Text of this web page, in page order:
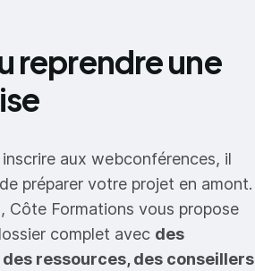
reprendre une
aux webconférences, il
préparer votre projet en amont.
Côte Formations vous propose
complet avec des
ressources, des conseillers